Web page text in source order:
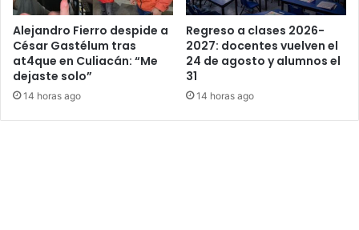
Alejandro Fierro despide a
César Gastélum tras
at4que en Culiacán: “Me
dejaste solo”
14 horas ago
Regreso a clases 2026-
2027: docentes vuelven el
24 de agosto y alumnos el
31
14 horas ago